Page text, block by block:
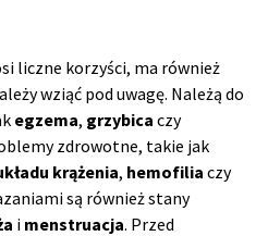
liczne korzyści, ma również
wziąć pod uwagę. Należą do
egzema, grzybica czy
zdrowotne, takie jak
krążenia, hemofilia czy
są również stany
i menstruacja. Przed